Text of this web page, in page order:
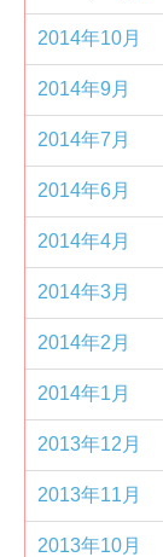
2014年10月
2014年9月
2014年7月
2014年6月
2014年4月
2014年3月
2014年2月
2014年1月
2013年12月
2013年11月
2013年10月